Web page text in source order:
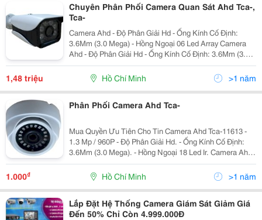
Chuyên Phân Phối Camera Quan Sát Ahd Tca-,
Tca-
Camera Ahd - Độ Phân Giải Hd - Ống Kính Cố Định:
3.6Mm (3.0 Mega) - Hồng Ngoại 06 Led Array Camera
Ahd - Độ Phân Giải Hd - Ống Kính Cố Định: 3.6Mm (3.0
Mega) - Hồng Ngoại 06 Led Array Camera Ahd Tca-
52313 - Độ Phân Giải Hd
1,48 triệu Hồ Chí Minh >1 năm
Phân Phối Camera Ahd Tca-
Mua Quyền Ưu Tiên Cho Tin Camera Ahd Tca-11613 -
1.3 Mp / 960P - Độ Phân Giải Hd. - Ống Kính Cố Định:
3.6Mm (3.0 Mega). - Hồng Ngoại 18 Led Ir. Camera Ahd
Tca-52413 - 1.3 Mp / 960P - Độ Phân Giải Hd - Ống Kính
Cố Định: 3.6Mm (
1.000₫ Hồ Chí Minh >1 năm
Lắp Đặt Hệ Thống Camera Giám Sát Giảm Giá
Đến 50% Chỉ Còn 4.999.000Đ